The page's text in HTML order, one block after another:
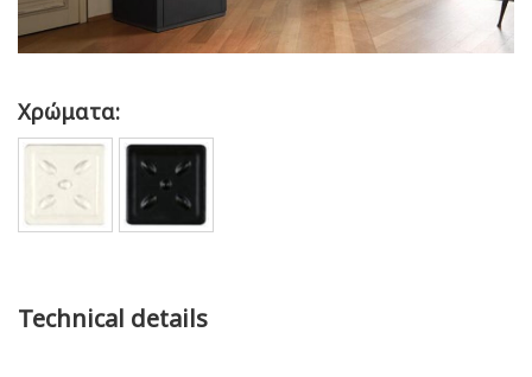
Χρώματα:
Technical details